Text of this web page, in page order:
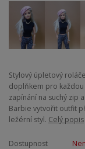
Stylový úpletový
doplňkem pro každou
zapínání na suchý zip
Barbie vytvořit outfit
ležérní styl. Celý popis
Dostupnost